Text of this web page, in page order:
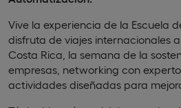
Vive la experiencia de la Escuela
disfruta de viajes internacionales
Costa Rica, la semana de la
empresas, networking con
actividades diseñadas para